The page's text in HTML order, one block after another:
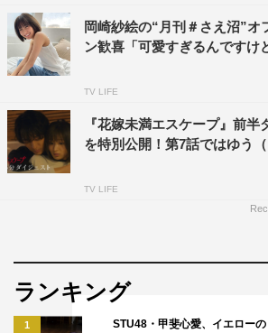
岡崎紗絵の“月刊＃さえ沼”オ
ン歓喜「可愛すぎるんですけ
TV LIFE
『花嫁未満エスケープ』前半
を特別公開！第7話ではゆう
TV LIFE
ランキング
1
STU48・甲斐心愛、イエロー